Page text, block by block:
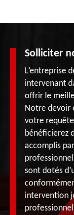
Solliciter
L’entreprise
intervenant
offrir le
Notre devoir
votre
bénéficierez
accomplis
sont dotés
intervention